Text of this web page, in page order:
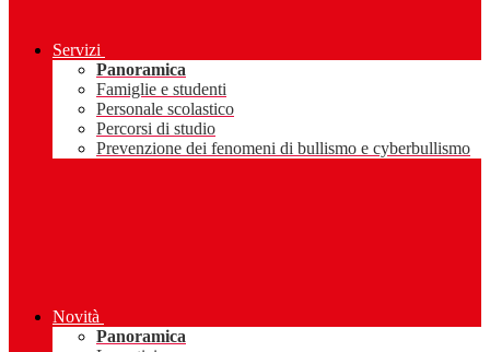
Servizi
Panoramica
Famiglie e studenti
Personale scolastico
Percorsi di studio
Prevenzione dei fenomeni di bullismo e cyberbullismo
Novità
Panoramica